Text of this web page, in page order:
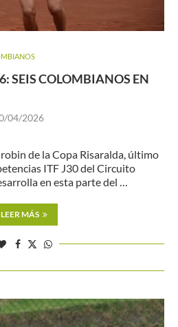
SEIS COLOMBIANOS EN
04/2026
de la Copa Risaralda, último
ITF J30 del Circuito
en esta parte del …
LEER MÁS